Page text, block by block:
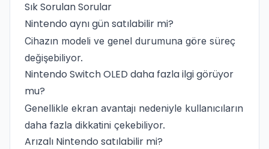
Sık Sorulan Sorular
Nintendo aynı gün satılabilir mi?
Cihazın modeli ve genel durumuna göre süreç
değişebiliyor.
Nintendo Switch OLED daha fazla ilgi görüyor
mu?
Genellikle ekran avantajı nedeniyle kullanıcıların
daha fazla dikkatini çekebiliyor.
Arızalı Nintendo satılabilir mi?